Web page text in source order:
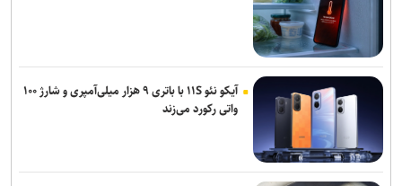
آیکو نئو ۱۱S با باتری ۹ هزار میلی‌آمپری و شارژ ۱۰۰
واتی رکورد می‌زند